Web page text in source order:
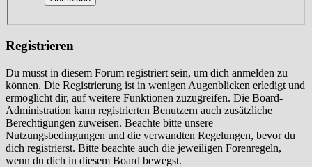
Registrieren
Du musst in diesem Forum registriert sein, um dich anmelden zu
können. Die Registrierung ist in wenigen Augenblicken erledigt und
ermöglicht dir, auf weitere Funktionen zuzugreifen. Die Board-
Administration kann registrierten Benutzern auch zusätzliche
Berechtigungen zuweisen. Beachte bitte unsere
Nutzungsbedingungen und die verwandten Regelungen, bevor du
dich registrierst. Bitte beachte auch die jeweiligen Forenregeln,
wenn du dich in diesem Board bewegst.